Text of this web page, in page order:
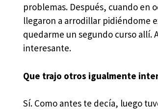
problemas. Después, cuando en
llegaron a arrodillar pidiéndome
quedarme un segundo curso allí.
interesante.
Que trajo otros igualmente
Sí. Como antes te decía, luego